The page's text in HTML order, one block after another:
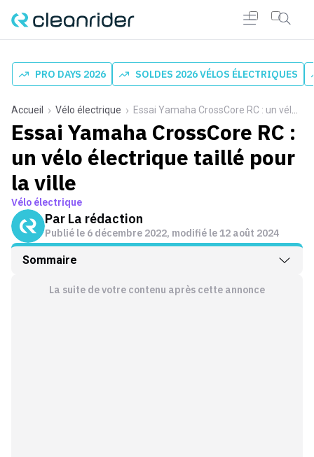
PRO DAYS 2026 SOLDES 2026 VÉLOS ÉLECTRIQUES
Accueil Vélo électrique Essai Yamaha CrossCore RC : un vélo électrique taillé pour la ville
Essai Yamaha CrossCore RC :
un vélo électrique taillé pour
la ville
Vélo électrique
Par La rédaction
Publié le 6 décembre 2022, modifié le 12 août 2024
Sommaire
La suite de votre contenu après cette annonce